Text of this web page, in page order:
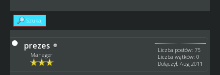
Szukaj
prezes
Manager
Liczba postów: 75
Liczba wątków: 0
Dołączył: Aug 2011